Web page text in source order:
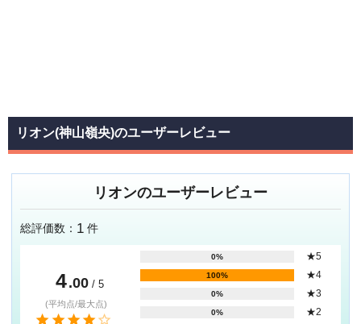
リオン(神山嶺央)のユーザーレビュー
リオンのユーザーレビュー
総評価数： 1 件
4.00/ 5
(平均点/最大点)
0% ★5
100% ★4
0% ★3
0% ★2